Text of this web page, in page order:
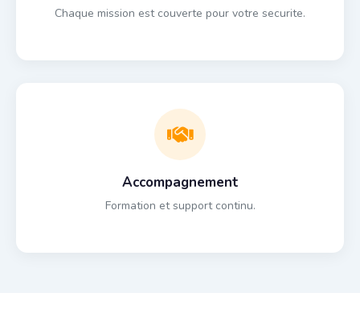
Chaque mission est couverte pour votre securite.
Accompagnement
Formation et support continu.